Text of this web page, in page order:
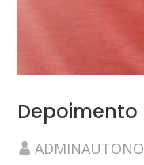
Depoimento